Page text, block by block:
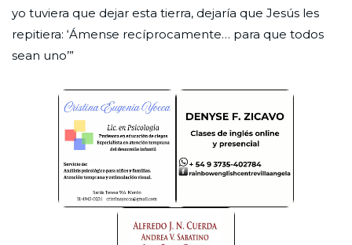
yo tuviera que dejar esta tierra, dejaría que Jesús les
repitiera: ‘Ámense recíprocamente… para que todos
sean uno’”